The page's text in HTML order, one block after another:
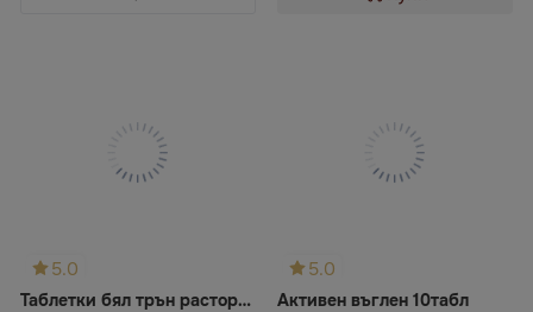
5.0
Таблетки бял трън расторопша №60
5.0
Активен въглен 10табл